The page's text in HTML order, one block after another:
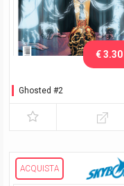
Ghosted #2
€ 3.30
ACQUISTA